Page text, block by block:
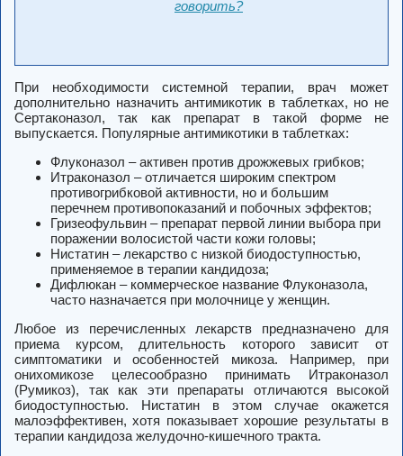
говорить?
При необходимости системной терапии, врач может
дополнительно назначить антимикотик в таблетках, но не
Сертаконазол, так как препарат в такой форме не
выпускается. Популярные антимикотики в таблетках:
Флуконазол – активен против дрожжевых грибков;
Итраконазол – отличается широким спектром
противогрибковой активности, но и большим
перечнем противопоказаний и побочных эффектов;
Гризеофульвин – препарат первой линии выбора при
поражении волосистой части кожи головы;
Нистатин – лекарство с низкой биодоступностью,
применяемое в терапии кандидоза;
Дифлюкан – коммерческое название Флуконазола,
часто назначается при молочнице у женщин.
Любое из перечисленных лекарств предназначено для
приема курсом, длительность которого зависит от
симптоматики и особенностей микоза. Например, при
онихомикозе целесообразно принимать Итраконазол
(Румикоз), так как эти препараты отличаются высокой
биодоступностью. Нистатин в этом случае окажется
малоэффективен, хотя показывает хорошие результаты в
терапии кандидоза желудочно-кишечного тракта.